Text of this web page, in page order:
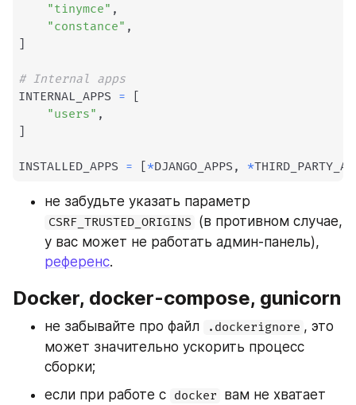
"tinymce" ,
"constance" ,
]
# Internal apps
INTERNAL_APPS =
[
"users" ,
]
INSTALLED_APPS = [*DJANGO_APPS , *
CSRF_TRUSTED_ORIGINS (в противном случае,
референс.
Docker, docker-compose, gunicorn
не забывайте про файл .dockerignore , это
может значительно ускорить процесс
сборки;
если при работе с docker вам не хватает